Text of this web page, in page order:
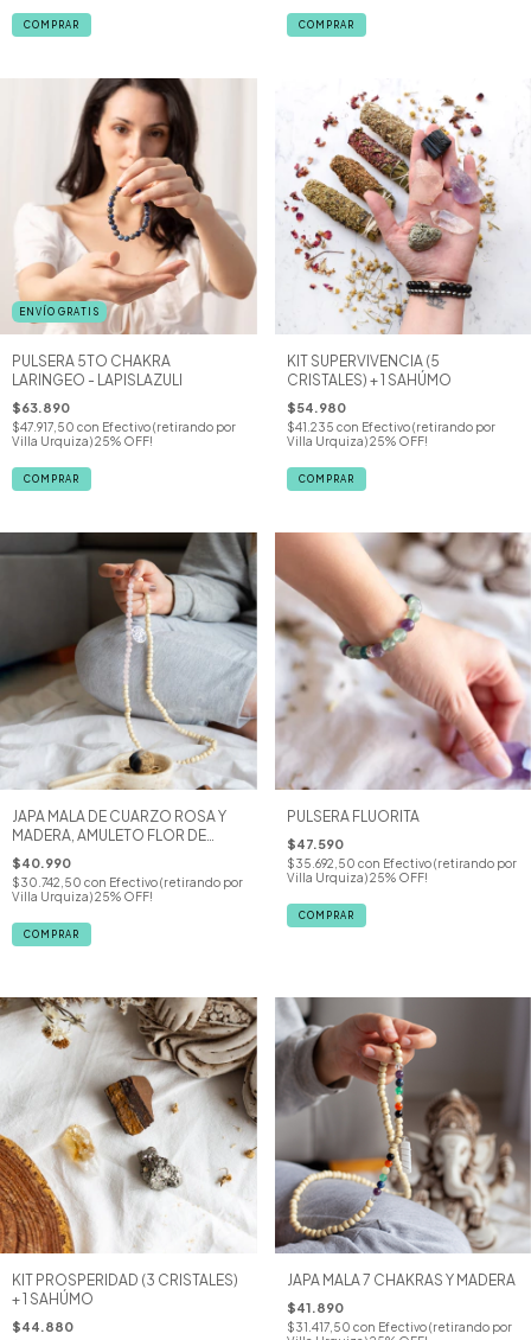
COMPRAR COMPRAR
ENVÍO GRATIS
PULSERA 5TO CHAKRA
LARINGEO - LAPISLAZULI
$63.890
$47.917,50 con Efectivo (retirando por
Villa Urquiza) 25% OFF!
COMPRAR
KIT SUPERVIVENCIA (5
CRISTALES) + 1 SAHÚMO
$54.980
$41.235 con Efectivo (retirando por
Villa Urquiza) 25% OFF!
COMPRAR
JAPA MALA DE CUARZO ROSA Y
MADERA, AMULETO FLOR DE
LOTO
$40.990
$30.742,50 con Efectivo (retirando por
Villa Urquiza) 25% OFF!
PULSERA FLUORITA
$47.590
$35.692,50 con Efectivo (retirando por
Villa Urquiza) 25% OFF!
COMPRAR
KIT PROSPERIDAD (3 CRISTALES)
+ 1 SAHÚMO
$44.880
JAPA MALA 7 CHAKRAS Y MADERA
$41.890
$31.417,50 con Efectivo (retirando por